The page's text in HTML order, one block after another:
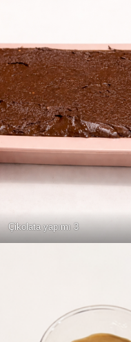
Çikolata yapımı 3